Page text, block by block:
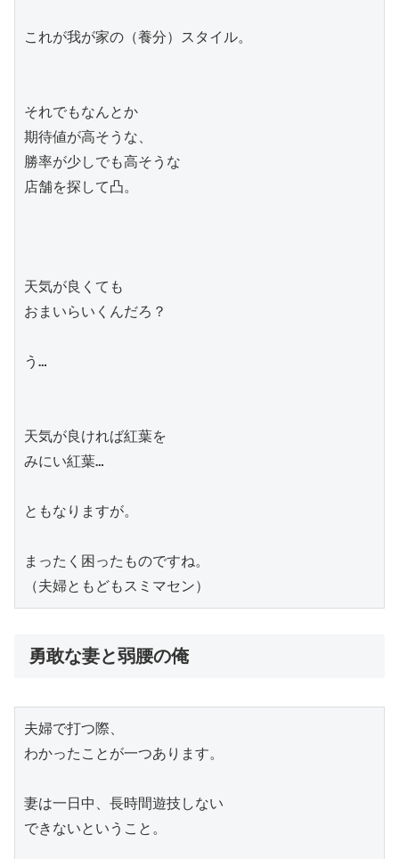
これが我が家の（養分）スタイル。
それでもなんとか
期待値が高そうな、
勝率が少しでも高そうな
店舗を探して凸。
天気が良くても
おまいらいくんだろ？
う…
天気が良ければ紅葉を
みにい紅葉…
ともなりますが。
まったく困ったものですね。
勇敢な妻と弱腰の俺
夫婦で打つ際、
わかったことが一つあります。
妻は一日中、長時間遊技しない
できないということ。